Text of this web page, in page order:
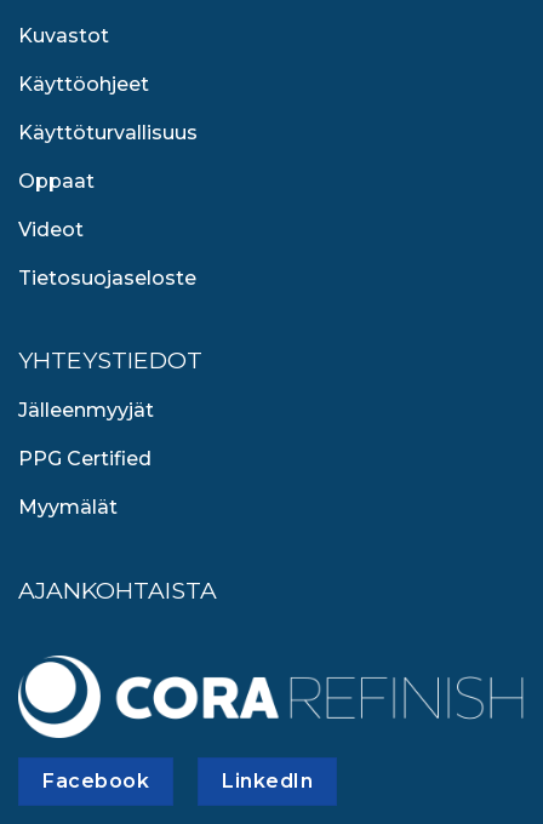
Kuvastot
Käyttöohjeet
Käyttöturvallisuus
Oppaat
Videot
Tietosuojaseloste
YHTEYSTIEDOT
Jälleenmyyjät
PPG Certified
Myymälät
AJANKOHTAISTA
Facebook LinkedIn